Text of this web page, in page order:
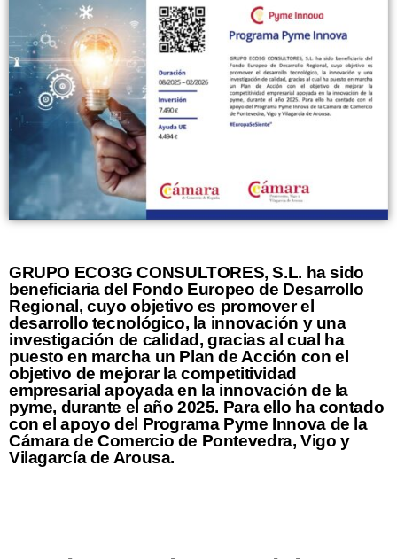
GRUPO ECO3G CONSULTORES, S.L. ha sido
beneficiaria del Fondo Europeo de Desarrollo
Regional, cuyo objetivo es promover el
desarrollo tecnológico, la innovación y una
investigación de calidad, gracias al cual ha
puesto en marcha un Plan de Acción con el
objetivo de mejorar la competitividad
empresarial apoyada en la innovación de la
pyme, durante el año 2025. Para ello ha contado
con el apoyo del Programa Pyme Innova de la
Cámara de Comercio de Pontevedra, Vigo y
Vilagarcía de Arousa.